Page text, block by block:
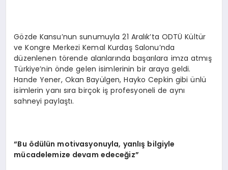
Gözde Kansu’nun sunumuyla 21 Aralık’ta ODTÜ Kültür
ve Kongre Merkezi Kemal Kurdaş Salonu’nda
düzenlenen törende alanlarında başarılara imza atmış
Türkiye’nin önde gelen isimlerinin bir araya geldi.
Hande Yener, Okan Bayülgen, Hayko Cepkin gibi ünlü
isimlerin yanı sıra birçok iş profesyoneli de aynı
sahneyi paylaştı.
“Bu ödülün motivasyonuyla, yanlış bilgiyle
mücadelemize devam edeceğiz”